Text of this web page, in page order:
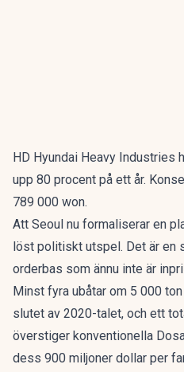
HD Hyundai Heavy Industries
upp 80 procent på ett år.
789 000 won.
Att Seoul nu formaliserar en
löst politiskt utspel. Det är en
orderbas som ännu inte är
Minst fyra ubåtar om 5 000
slutet av 2020-talet, och ett
överstiger konventionella
dess 900 miljoner dollar per